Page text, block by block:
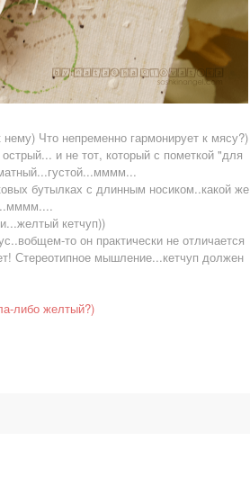
Что непременно гармонирует к мясу?)
и не тот, который с пометкой "для
бутылках с длинным носиком..какой же
кетчуп))
то он практически не отличается
Стереотипное мышление...кетчуп должен
либо желтый?)